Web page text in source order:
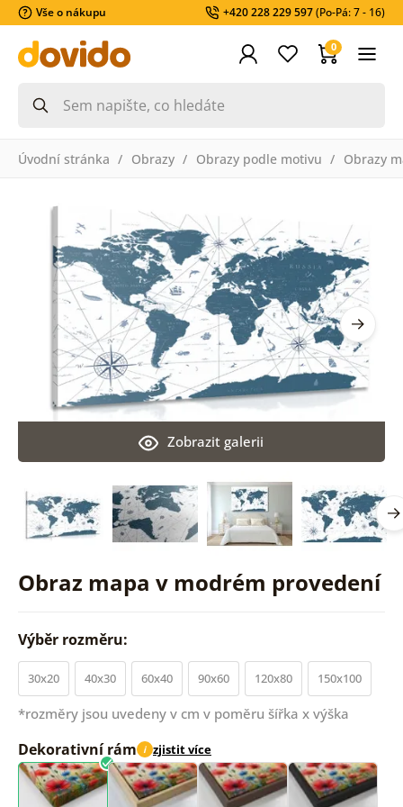
Vše o nákupu +420 228 229 597(Po-Pá: 7 - 16)
0
Úvodní stránka Obrazy Obrazy podle motivu Obrazy
Obraz mapa v modrém provedení
Zobrazit galerii
Výběr rozměru:
30x20 40x30 60x40 90x60 120x80 150x100
*rozměry jsou uvedeny v cm v poměru šířka x výška
Dekorativní rám i zjistit více